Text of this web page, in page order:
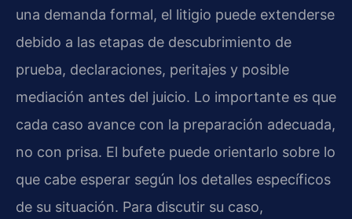
una demanda formal, el litigio puede extenderse
debido a las etapas de descubrimiento de
prueba, declaraciones, peritajes y posible
mediación antes del juicio. Lo importante es que
cada caso avance con la preparación adecuada,
no con prisa. El bufete puede orientarlo sobre lo
que cabe esperar según los detalles específicos
de su situación. Para discutir su caso,